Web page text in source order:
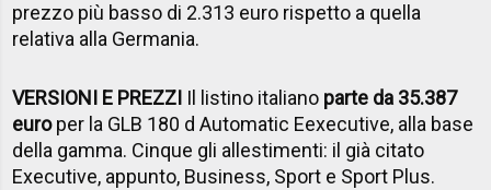
prezzo più basso di 2.313 euro rispetto a quella
relativa alla Germania.
VERSIONI E PREZZI Il listino italiano parte da 35.387
europer la GLB 180 d Automatic Eexecutive, alla base
della gamma. Cinque gli allestimenti: il già citato
Executive, appunto, Business, Sport e Sport Plus.